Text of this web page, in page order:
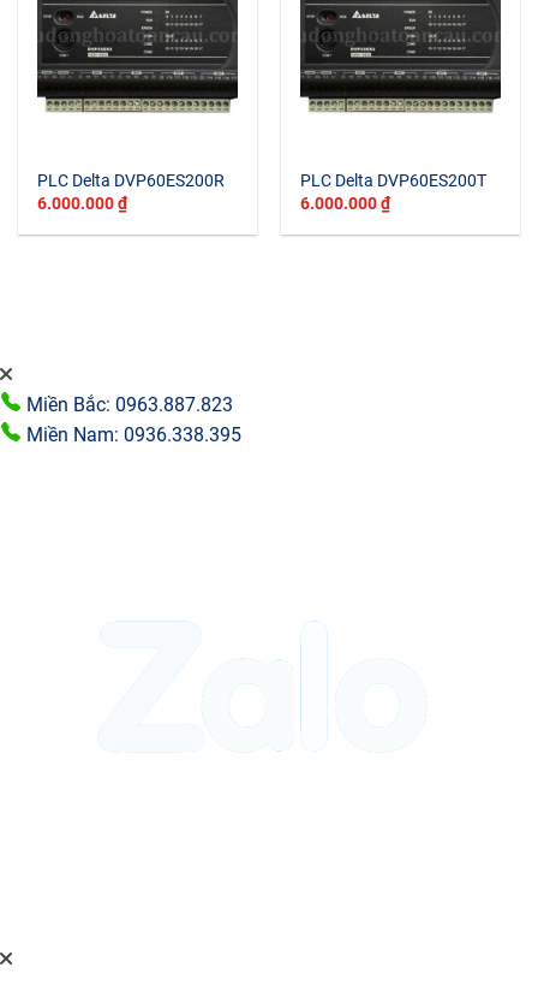
PLC Delta DVP60ES200R
6.000.000₫
PLC Delta DVP60ES200T
6.000.000₫
Miền Bắc: 0963.887.823
Miền Nam: 0936.338.395